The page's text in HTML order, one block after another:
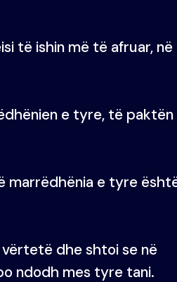
të ishin më të afruar, në
e tyre, të paktën
marrëdhënia e tyre
dhe shtoi se në
ndodh mes tyre tani.